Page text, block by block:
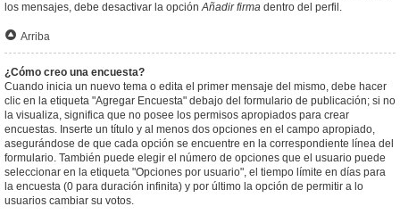
los mensajes, debe desactivar la opciónAñadir firma dentro del perfil.
Arriba
¿Cómo creo una encuesta?
Cuando inicia un nuevo tema o edita el primer mensaje del mismo, debe hacer
clic en la etiqueta "Agregar Encuesta" debajo del formulario de publicación; si no
la visualiza, significa que no posee los permisos apropiados para crear
encuestas. Inserte un título y al menos dos opciones en el campo apropiado,
asegurándose de que cada opción se encuentre en la correspondiente línea del
formulario. También puede elegir el número de opciones que el usuario puede
seleccionar en la etiqueta "Opciones por usuario", el tiempo límite en días para
la encuesta (0 para duración infinita) y por último la opción de permitir a lo
usuarios cambiar su votos.